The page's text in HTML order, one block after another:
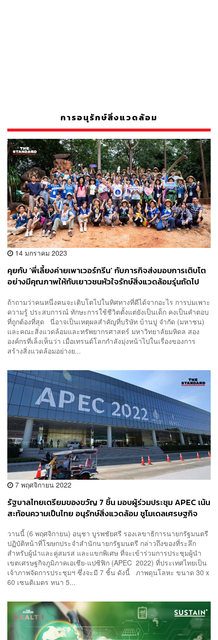
การอนุรักษ์สิ่งแวดล้อม
14 มกราคม 2023
คุยกับ ‘พี่เลี้ยงค่ายเพาเวอร์กรีน’ กับภารกิจส่งมอบการเติบโต
อย่างมีคุณภาพให้กับเยาวชนหัวใจรักษ์สิ่งแวดล้อมรุ่นถัดไป
ถ้าถามว่าคนหนึ่งคนจะเติบโตไปในทิศทางที่ดีได้จากอะไร การบ่มเพาะ
ความรู้ ประสบการณ์ ทักษะการใช้ชีวิตตั้งแต่ยังเป็นเด็ก คงเป็นคำตอบ
ที่ถูกต้องที่สุด นี่อาจเป็นเหตุผลสำคัญที่บริษัท บ้านปู จำกัด (มหาชน)
และคณะสิ่งแวดล้อมและทรัพยากรศาสตร์ มหาวิทยาลัยมหิดล สอง
องค์กรที่เล็งเห็นว่า เมื่อเทรนด์โลกกำลังมุ่งหน้าไปในเรื่องของการ
สร้างสิ่งแวดล้อมอย่างย...
7 พฤศจิกายน 2022
รัฐบาลไทยเตรียมของขวัญ 7 ชิ้น มอบผู้ร่วมประชุม APEC เน้น
สะท้อนความเป็นไทย อนุรักษ์สิ่งแวดล้อม ชูโมเดลเศรษฐกิจ
วานนี้ (6 พฤศจิกายน) อนุชา บูรพชัยศรี รองเลขาธิการนายกรัฐมนตรี
ปฏิบัติหน้าที่โฆษกประจำสำนักนายกรัฐมนตรี กล่าวถึงของที่ระลึก
สำหรับผู้นำและคู่สมรส และแขกพิเศษ ที่จะเข้าร่วมการประชุมผู้นำ
เขตเศรษฐกิจภูมิภาคเอเชีย-แปซิฟิก (APEC 2022) ที่ประเทศไทยเป็น
เจ้าภาพจัดการประชุมฯ ซึ่งจะมี 7 ชิ้น ดังนี้ ภาพดุนโลหะ ขนาด 30 x
60 เซนติเมตร หนา 5...